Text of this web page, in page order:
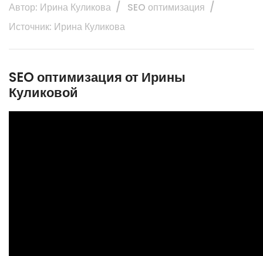
Автор: Ирина Куликова
SEO оптимизация
Источник: Ирина Куликова
SEO оптимизация от Ирины
Куликовой